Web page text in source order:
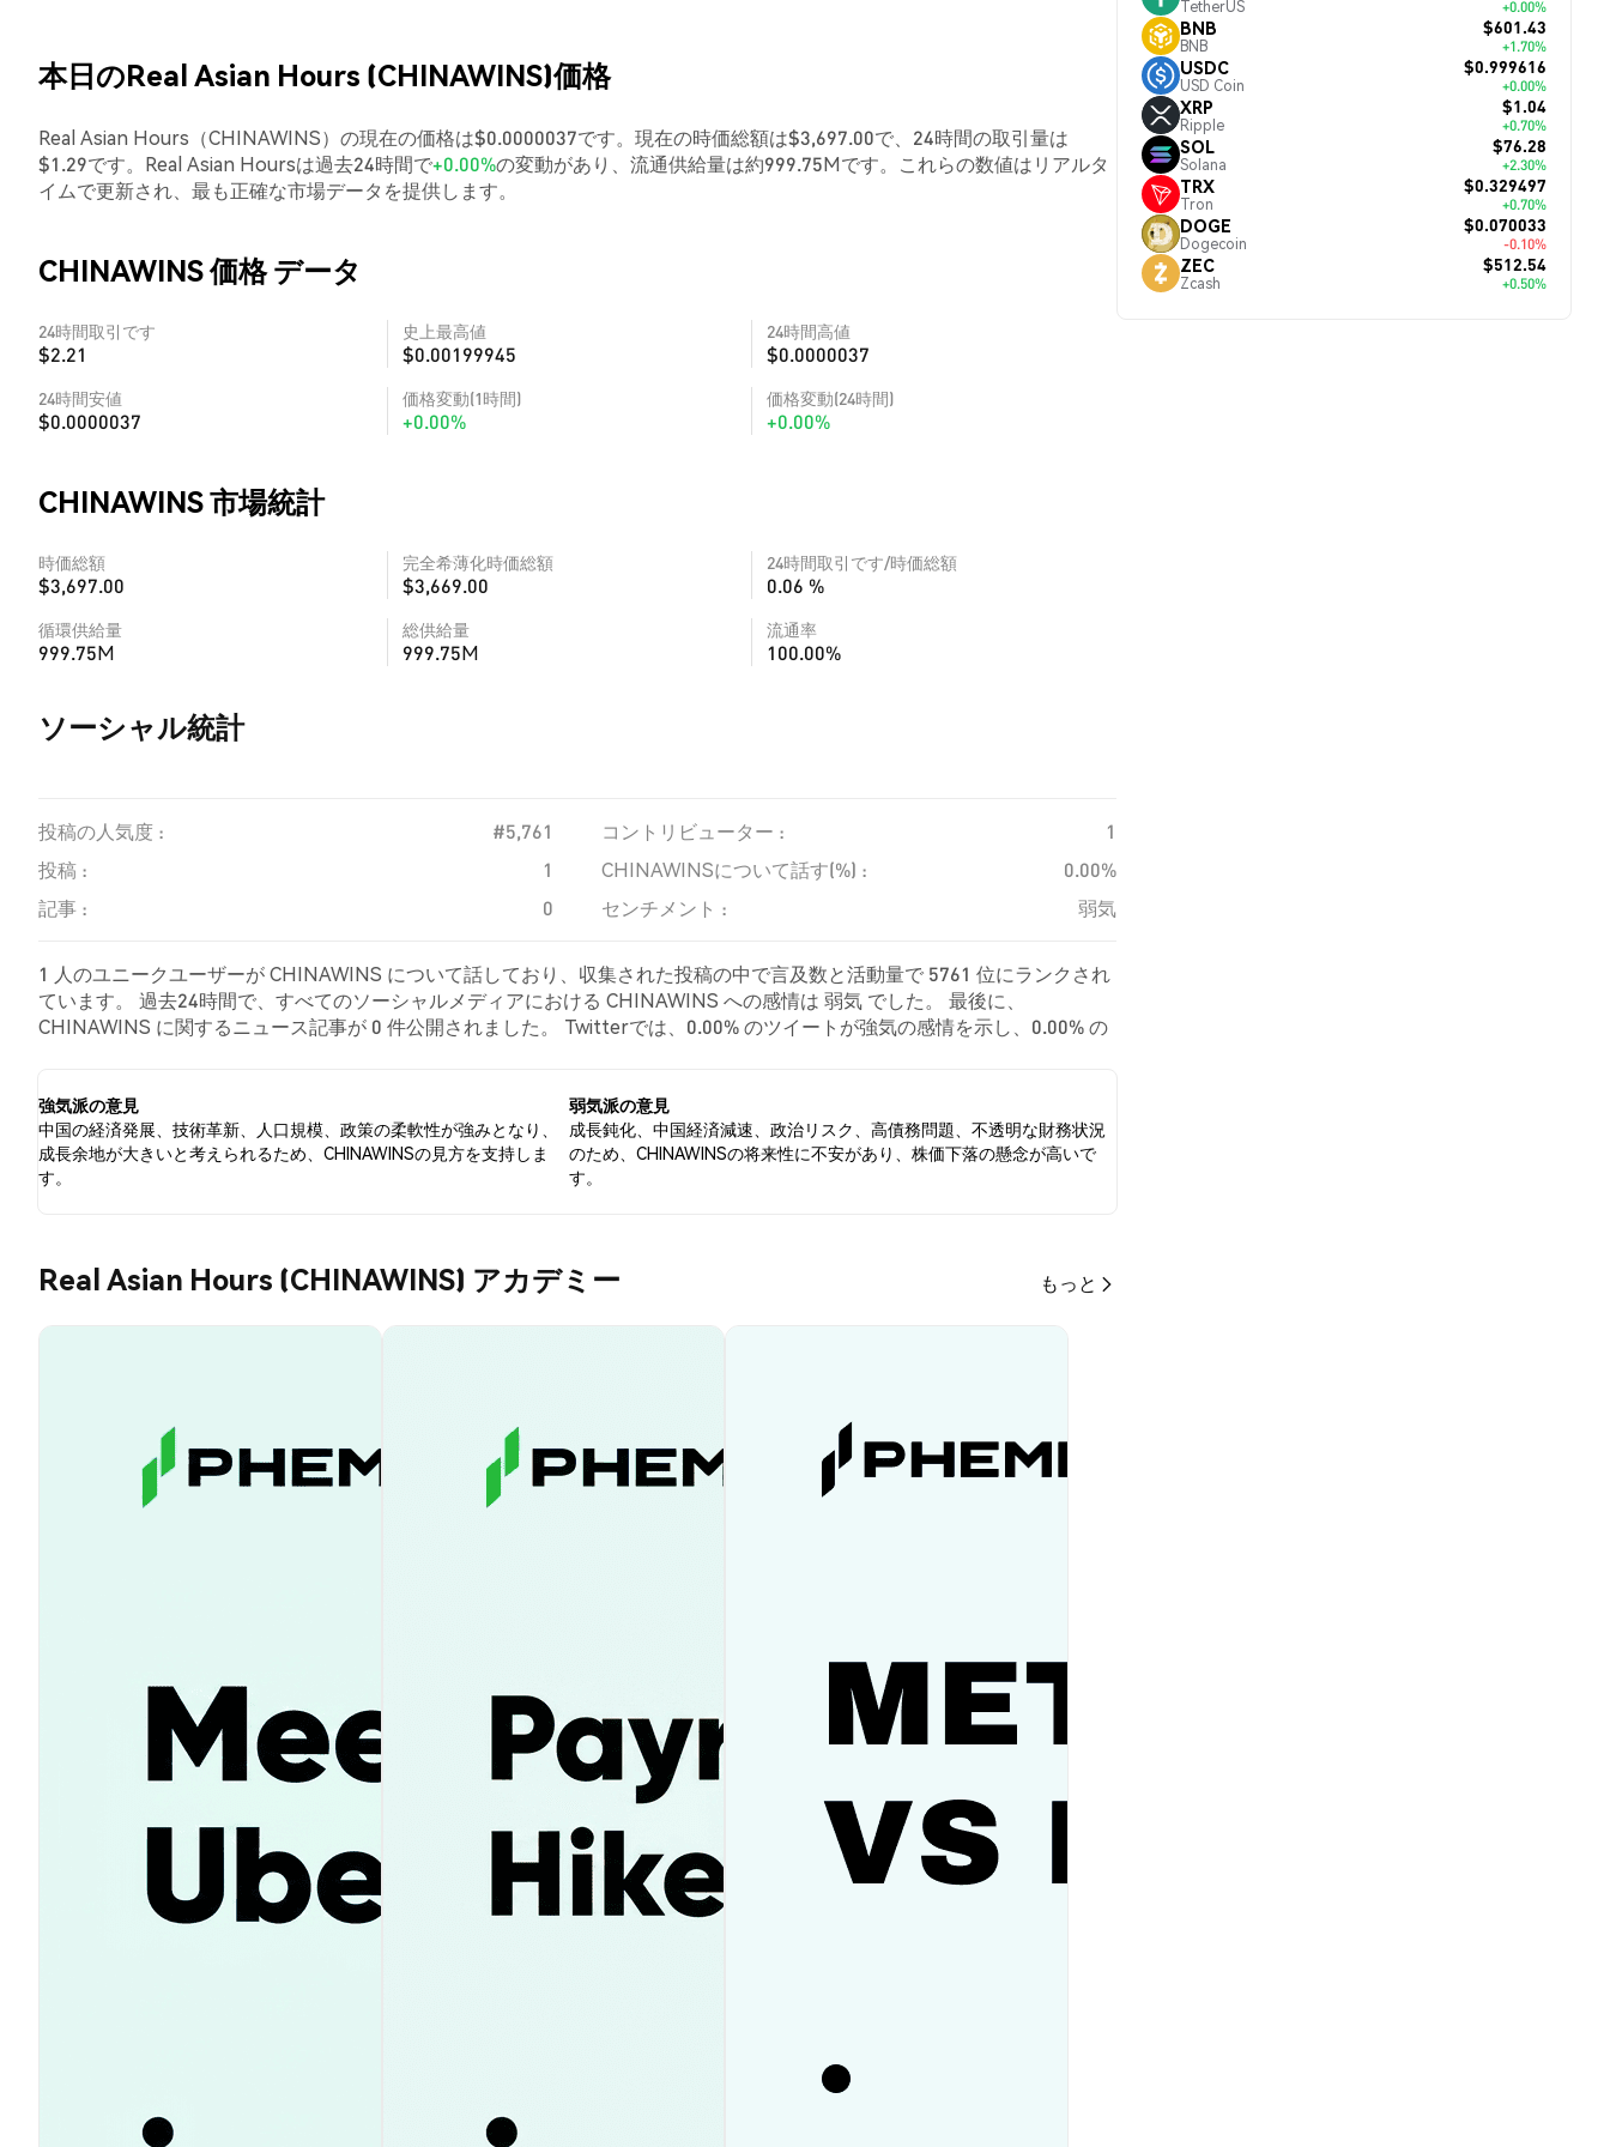
本日のReal Asian Hours (CHINAWINS)価格
Real Asian Hours（CHINAWINS）の現在の価格は$0.0000037です。現在の時価総額は$3,697.00で、24時間の取引量は
$1.29です。Real Asian Hoursは過去24時間で+0.00%の変動があり、流通供給量は約999.75Mです。これらの数値はリアルタ
イムで更新され、最も正確な市場データを提供します。
CHINAWINS 価格 データ
24時間取引です
$2.21
史上最高値
$0.00199945
24時間高値
$0.0000037
24時間安値
$0.0000037
価格変動(1時間)
+0.00%
価格変動(24時間)
+0.00%
CHINAWINS 市場統計
時価総額
$3,697.00
完全希薄化時価総額
$3,669.00
24時間取引です/時価総額
0.06 %
循環供給量
999.75M
総供給量
999.75M
流通率
100.00%
ソーシャル統計
投稿の人気度 : #5,761 コントリビューター :
1
投稿 :
1 CHINAWINSについて話す(%) :
0.00%
記事 :
0 センチメント : 弱気
1 人のユニークユーザーが CHINAWINS について話しており、収集された投稿の中で言及数と活動量で 5761 位にランクされ
ています。 過去24時間で、すべてのソーシャルメディアにおける CHINAWINS への感情は 弱気 でした。 最後に、
CHINAWINS に関するニュース記事が 0 件公開されました。 Twitterでは、0.00% のツイートが強気の感情を示し、0.00% の
強気派の意見
中国の経済発展、技術革新、人口規模、政策の柔軟性が強みとなり、
成長余地が大きいと考えられるため、CHINAWINSの見方を支持しま
す。
弱気派の意見
成長鈍化、中国経済減速、政治リスク、高債務問題、不透明な財務状況
のため、CHINAWINSの将来性に不安があり、株価下落の懸念が高いで
す。
Real Asian Hours (CHINAWINS) アカデミー もっと
TetherUS +0.00%
BNB
BNB
$601.43
+1.70%
USDC
USD Coin
$0.999616
+0.00%
XRP
Ripple
$1.04
+0.70%
SOL
Solana
$76.28
+2.30%
TRX
Tron
$0.329497
+0.70%
DOGE
Dogecoin
$0.070033
-0.10%
ZEC
Zcash
$512.54
+0.50%